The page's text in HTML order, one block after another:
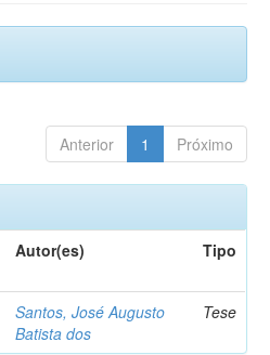
Anterior 1 Próximo
Autor(es) Tipo
Santos, José Augusto
Batista dos
Tese